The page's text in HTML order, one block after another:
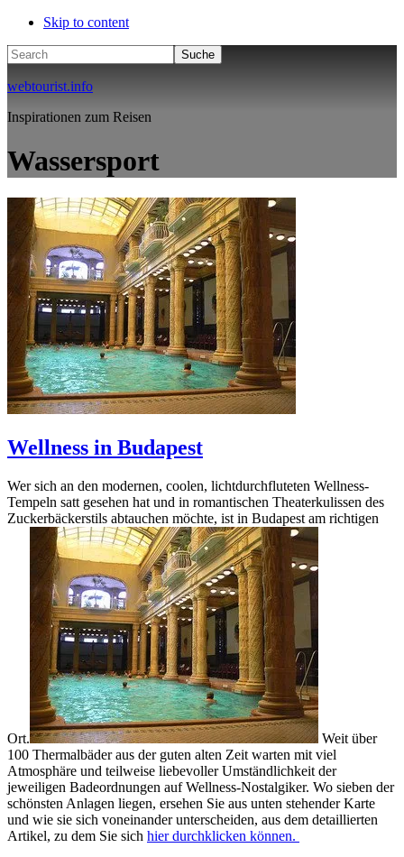
Skip to content
Search
webtourist.info
Inspirationen zum Reisen
Wassersport
Wellness in Budapest
Wer sich an den modernen, coolen, lichtdurchfluteten Wellness-
Tempeln satt gesehen hat und in romantischen Theaterkulissen des
Zuckerbäckerstils abtauchen möchte, ist in Budapest am richtigen
Ort.
Weit über
100 Thermalbäder aus der guten alten Zeit warten mit viel
Atmosphäre und teilweise liebevoller Umständlichkeit der
jeweiligen Badeordnungen auf Wellness-Nostalgiker. Wo sieben der
schönsten Anlagen liegen, ersehen Sie aus unten stehender Karte
und wie sie sich voneinander unterscheiden, aus dem detaillierten
Artikel, zu dem Sie sich hier durchklicken können.